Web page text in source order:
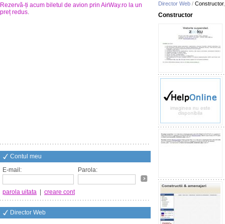
Rezervă-ți acum biletul de avion prin AirWay.ro la un
preț redus.
Contul meu
E-mail:
Parola:
parola uitata creare cont
Director Web
Director Web / Constructor
Constructor